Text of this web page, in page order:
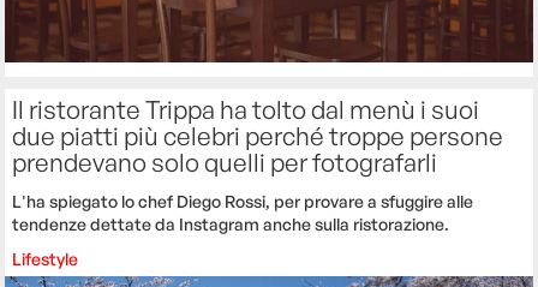
Il ristorante Trippa ha tolto dal menù i suoi
due piatti più celebri perché troppe persone
prendevano solo quelli per fotografarli
L'ha spiegato lo chef Diego Rossi, per provare a sfuggire alle
tendenze dettate da Instagram anche sulla ristorazione.
Lifestyle